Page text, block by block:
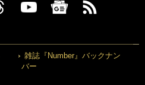
雑誌『Number』バックナン
バー